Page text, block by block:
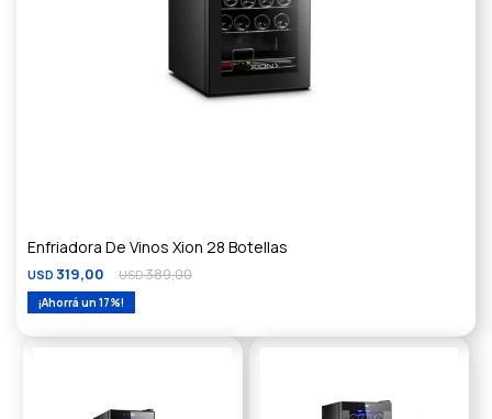
Enfriadora De Vinos Xion 28 Botellas
USD 319,00 USD389,00
17